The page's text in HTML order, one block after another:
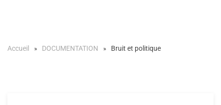
Accueil DOCUMENTATION Bruit et politique